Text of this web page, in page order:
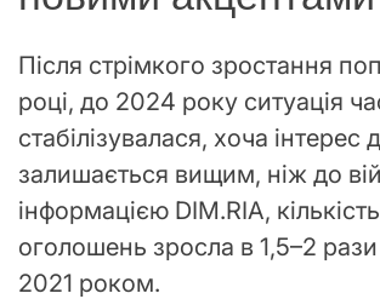
Після стрімкого зростання
році, до 2024 року ситуація
стабілізувалася, хоча інтерес
залишається вищим, ніж до
інформацією DIM.RIA,
оголошень зросла в 1,5–2
2021 роком.